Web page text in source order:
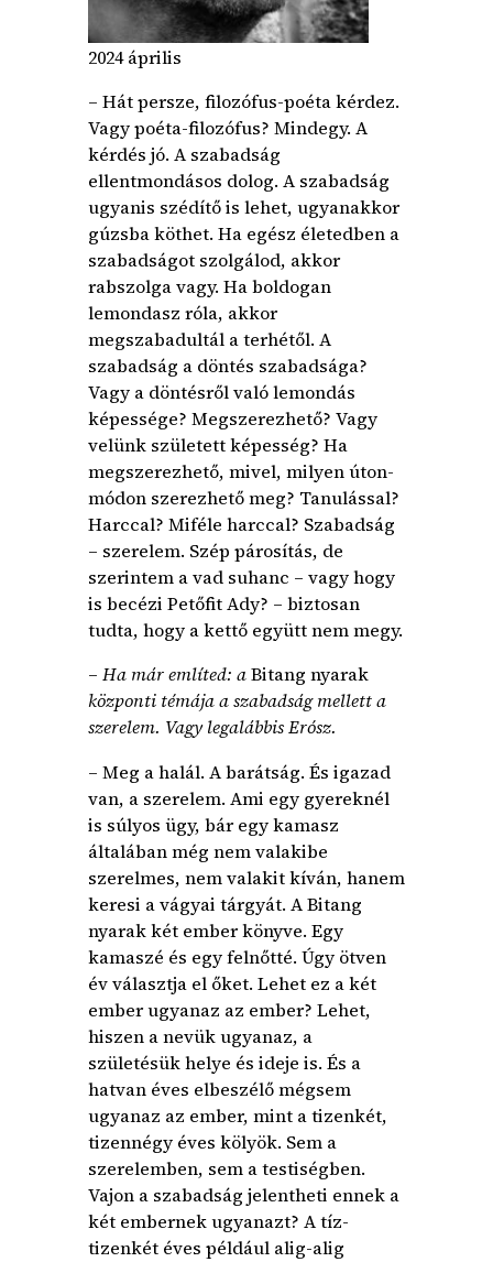
2024 április
– Hát persze, filozófus-poéta kérdez.
Vagy poéta-filozófus? Mindegy. A
kérdés jó. A szabadság
ellentmondásos dolog. A szabadság
ugyanis szédítő is lehet, ugyanakkor
gúzsba köthet. Ha egész életedben a
szabadságot szolgálod, akkor
rabszolga vagy. Ha boldogan
lemondasz róla, akkor
megszabadultál a terhétől. A
szabadság a döntés szabadsága?
Vagy a döntésről való lemondás
képessége? Megszerezhető? Vagy
velünk született képesség? Ha
megszerezhető, mivel, milyen úton-
módon szerezhető meg? Tanulással?
Harccal? Miféle harccal? Szabadság
– szerelem. Szép párosítás, de
szerintem a vad suhanc – vagy hogy
is becézi Petőfit Ady? – biztosan
tudta, hogy a kettő együtt nem megy.
– Ha már említed: aBitang nyarak
központi témája a szabadság mellett a
szerelem. Vagy legalábbis Erósz.
– Meg a halál. A barátság. És igazad
van, a szerelem. Ami egy gyereknél
is súlyos ügy, bár egy kamasz
általában még nem valakibe
szerelmes, nem valakit kíván, hanem
keresi a vágyai tárgyát. A Bitang
nyarak két ember könyve. Egy
kamaszé és egy felnőtté. Úgy ötven
év választja el őket. Lehet ez a két
ember ugyanaz az ember? Lehet,
hiszen a nevük ugyanaz, a
születésük helye és ideje is. És a
hatvan éves elbeszélő mégsem
ugyanaz az ember, mint a tizenkét,
tizennégy éves kölyök. Sem a
szerelemben, sem a testiségben.
Vajon a szabadság jelentheti ennek a
két embernek ugyanazt? A tíz-
tizenkét éves például alig-alig